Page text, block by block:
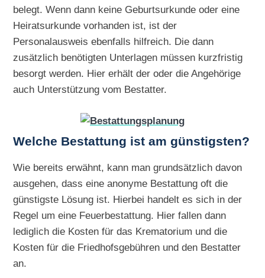
belegt. Wenn dann keine Geburtsurkunde oder eine
Heiratsurkunde vorhanden ist, ist der
Personalausweis ebenfalls hilfreich. Die dann
zusätzlich benötigten Unterlagen müssen kurzfristig
besorgt werden. Hier erhält der oder die Angehörige
auch Unterstützung vom Bestatter.
Welche Bestattung ist am günstigsten?
Wie bereits erwähnt, kann man grundsätzlich davon
ausgehen, dass eine anonyme Bestattung oft die
günstigste Lösung ist. Hierbei handelt es sich in der
Regel um eine Feuerbestattung. Hier fallen dann
lediglich die Kosten für das Krematorium und die
Kosten für die Friedhofsgebühren und den Bestatter
an.